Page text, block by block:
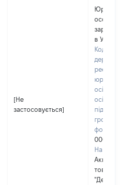
[Не
застосовується]
особа,
в Україні
Код в
реєстрі
осіб,
осіб –